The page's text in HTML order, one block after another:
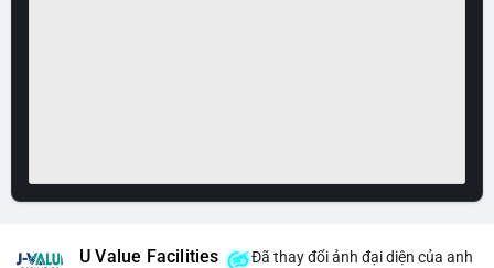
U Value Facilities
Đã thay đổi ảnh đại diện của anh